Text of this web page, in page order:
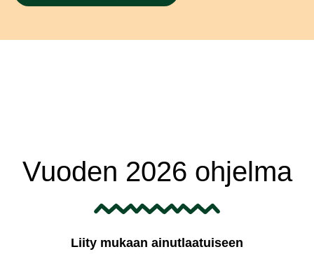
Vuoden 2026 ohjelma
Liity mukaan ainutlaatuiseen